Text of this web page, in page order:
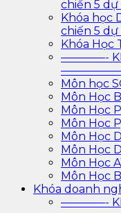
chiến 5
Khóa học
chiến 5
Khóa Học
————-
Môn học
Môn Học
Môn Học
Môn Học
Môn Học
Môn Học
Môn Học
Môn Học
Khóa doanh
————-